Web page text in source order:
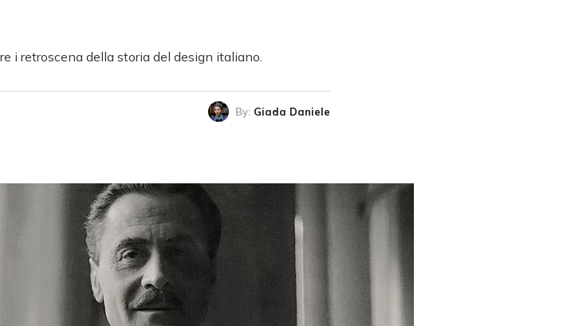
i retroscena della storia del design italiano.
By: Giada Daniele